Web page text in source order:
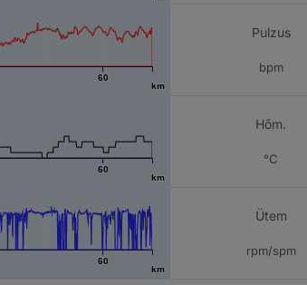
60
km
Pulzus
bpm
60
km
Hőm.
°C
60
km
Ütem
rpm/spm